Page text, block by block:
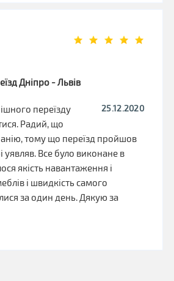
Дніпро - Львів
25.12.2020
переїзду
Радий, що
тому що переїзд пройшов
уявляв. Все було виконане в
якість навантаження і
і швидкість самого
за один день. Дякую за